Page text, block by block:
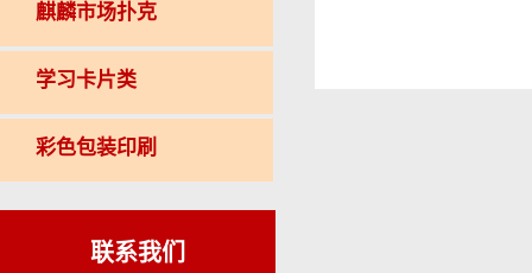
麒麟市场扑克
学习卡片类
彩色包装印刷
联系我们